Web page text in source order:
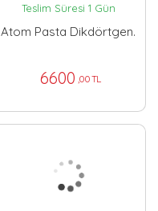
Teslim Süresi 1 Gün
Atom Pasta Dikdörtgen.
6600 ,00 TL